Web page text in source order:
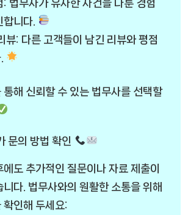
: 법무사가 유사한 사건을 다룬 경험
니다.
뷰: 다른 고객들이 남긴 리뷰와 평점
통해 신뢰할 수 있는 법무사를 선택할
문의 방법 확인
도 추가적인 질문이나 자료 제출이
다. 법무사와의 원활한 소통을 위해
확인해 두세요: